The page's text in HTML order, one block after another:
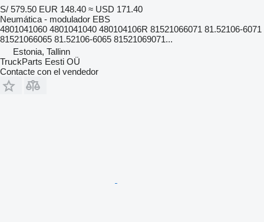
S/ 579.50 EUR 148.40 ≈ USD 171.40
Neumática - modulador EBS
4801041060 4801041040 480104106R 81521066071 81.52106-6071
81521066065 81.52106-6065 81521069071...
Estonia, Tallinn
TruckParts Eesti OÜ
Contacte con el vendedor